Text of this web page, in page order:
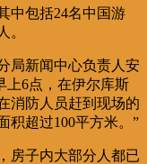
中包括24名中国游
。
局新闻中心负责人安
上6点，在伊尔库斯
消防人员赶到现场的
积超过100平方米。”
房子内大部分人都已